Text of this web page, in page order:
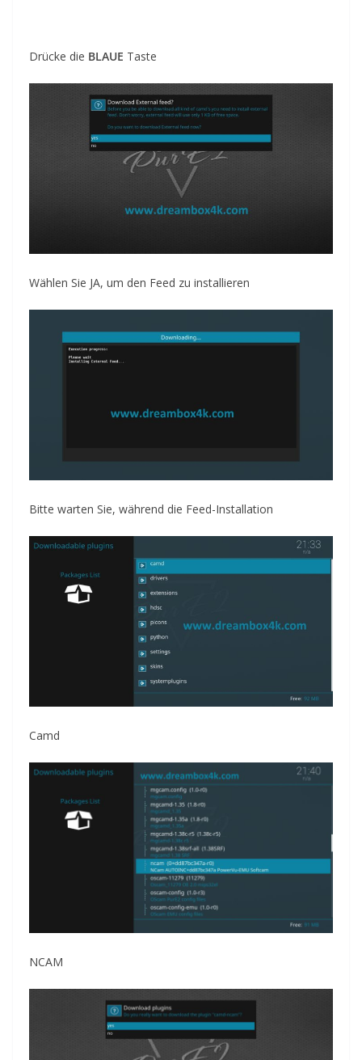
Drücke die BLAUE Taste
Wählen Sie JA, um den Feed zu installieren
Bitte warten Sie, während die Feed-Installation
Camd
NCAM